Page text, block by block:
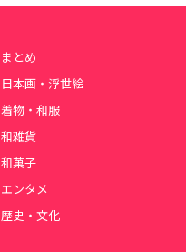
まとめ
日本画・浮世絵
着物・和服
和雑貨
和菓子
エンタメ
歴史・文化